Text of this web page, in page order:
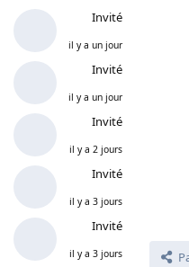
Invité
il y a un jour
Invité
il y a un jour
Invité
il y a 2 jours
Invité
il y a 3 jours
Invité
il y a 3 jours